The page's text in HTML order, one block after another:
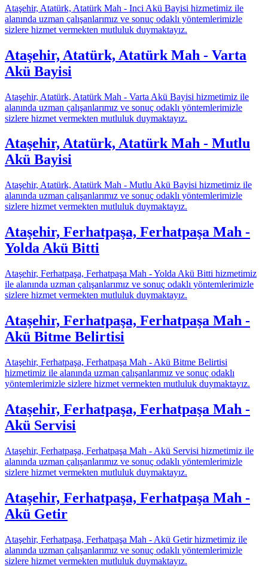
Ataşehir, Atatürk, Atatürk Mah - Inci Akü Bayisi hizmetimiz ile
alanında uzman çalışanlarımız ve sonuç odaklı yöntemlerimizle
sizlere hizmet vermekten mutluluk duymaktayız.
Ataşehir, Atatürk, Atatürk Mah - Varta
Akü Bayisi
Ataşehir, Atatürk, Atatürk Mah - Varta Akü Bayisi hizmetimiz ile
alanında uzman çalışanlarımız ve sonuç odaklı yöntemlerimizle
sizlere hizmet vermekten mutluluk duymaktayız.
Ataşehir, Atatürk, Atatürk Mah - Mutlu
Akü Bayisi
Ataşehir, Atatürk, Atatürk Mah - Mutlu Akü Bayisi hizmetimiz ile
alanında uzman çalışanlarımız ve sonuç odaklı yöntemlerimizle
sizlere hizmet vermekten mutluluk duymaktayız.
Ataşehir, Ferhatpaşa, Ferhatpaşa Mah -
Yolda Akü Bitti
Ataşehir, Ferhatpaşa, Ferhatpaşa Mah - Yolda Akü Bitti hizmetimiz
ile alanında uzman çalışanlarımız ve sonuç odaklı yöntemlerimizle
sizlere hizmet vermekten mutluluk duymaktayız.
Ataşehir, Ferhatpaşa, Ferhatpaşa Mah -
Akü Bitme Belirtisi
Ataşehir, Ferhatpaşa, Ferhatpaşa Mah - Akü Bitme Belirtisi
hizmetimiz ile alanında uzman çalışanlarımız ve sonuç odaklı
yöntemlerimizle sizlere hizmet vermekten mutluluk duymaktayız.
Ataşehir, Ferhatpaşa, Ferhatpaşa Mah -
Akü Servisi
Ataşehir, Ferhatpaşa, Ferhatpaşa Mah - Akü Servisi hizmetimiz ile
alanında uzman çalışanlarımız ve sonuç odaklı yöntemlerimizle
sizlere hizmet vermekten mutluluk duymaktayız.
Ataşehir, Ferhatpaşa, Ferhatpaşa Mah -
Akü Getir
Ataşehir, Ferhatpaşa, Ferhatpaşa Mah - Akü Getir hizmetimiz ile
alanında uzman çalışanlarımız ve sonuç odaklı yöntemlerimizle
sizlere hizmet vermekten mutluluk duymaktayız.